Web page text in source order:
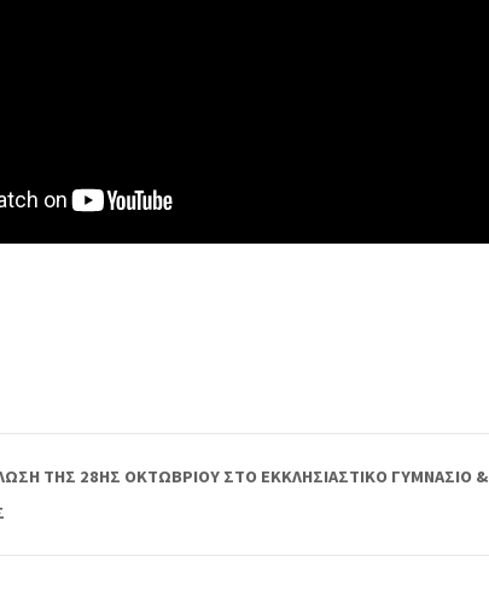
ΤΗΣ 28ΗΣ ΟΚΤΩΒΡΙΟΥ ΣΤΟ ΕΚΚΛΗΣΙΑΣΤΙΚΟ ΓΥΜΝΑΣΙΟ &